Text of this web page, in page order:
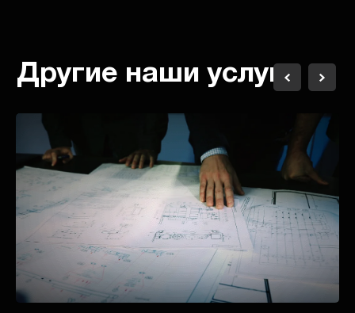
Другие наши услуги